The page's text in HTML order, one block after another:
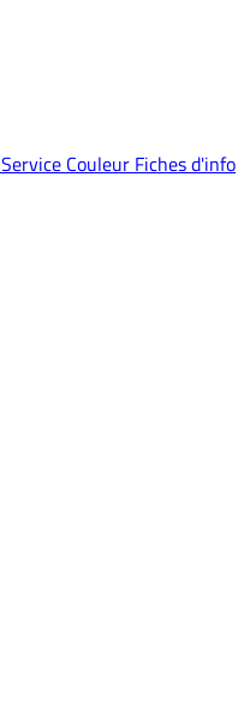
Service Couleur Fiches d'info